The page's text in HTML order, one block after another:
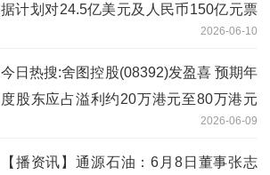
据计划对24.5亿美元及人民币150亿元票
2026-06-10
今日热搜:舍图控股(08392)发盈喜 预期年
度股东应占溢利约20万港元至80万港元
2026-06-09
【播资讯】通源石油：6月8日董事张志